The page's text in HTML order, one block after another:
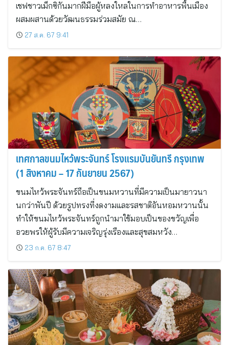
เชฟชาวเม็กซิกันมากฝีมือผู้หลงใหลในการทำอาหารพื้นเมือง
ผสมผสานด้วยวัฒนธรรมร่วมสมัย ณ…
27 ส.ค. 67 9:41
เทศกาลขนมไหว้พระจันทร์ โรงแรมบันยันทรี กรุงเทพ
(1 สิงหาคม – 17 กันยายน 2567)
ขนมไหว้พระจันทร์ถือเป็นขนมหวานที่มีความเป็นมายาวนา
นกว่าพันปี ด้วยรูปทรงที่งดงามและรสชาติอันหอมหวานนั้น
ทำให้ขนมไหว้พระจันทร์ถูกนำมาใช้มอบเป็นของขวัญเพื่อ
อวยพรให้ผู้รับมีความเจริญรุ่งเรืองและสุขสมหวัง…
23 ก.ค. 67 8:47